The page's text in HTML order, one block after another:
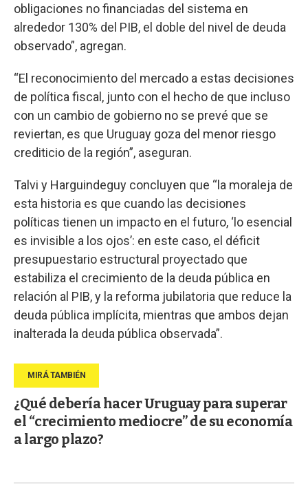
obligaciones no financiadas del sistema en
alrededor 130% del PIB, el doble del nivel de deuda
observado”, agregan.
“El reconocimiento del mercado a estas decisiones
de política fiscal, junto con el hecho de que incluso
con un cambio de gobierno no se prevé que se
reviertan, es que Uruguay goza del menor riesgo
crediticio de la región”, aseguran.
Talvi y Harguindeguy concluyen que “la moraleja de
esta historia es que cuando las decisiones
políticas tienen un impacto en el futuro, ‘lo esencial
es invisible a los ojos’: en este caso, el déficit
presupuestario estructural proyectado que
estabiliza el crecimiento de la deuda pública en
relación al PIB, y la reforma jubilatoria que reduce la
deuda pública implícita, mientras que ambos dejan
inalterada la deuda pública observada”.
¿Qué debería hacer Uruguay para superar
el “crecimiento mediocre” de su economía
a largo plazo?